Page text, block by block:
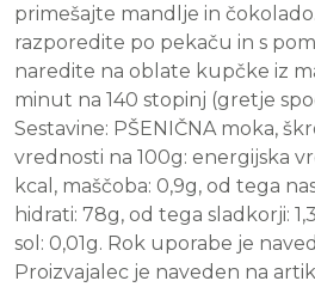
primešajte mandlje in
razporedite po pekaču in s
naredite na oblate kupčke iz
minut na 140 stopinj (gretje
Sestavine: PŠENIČNA moka,
vrednosti na 100g: energijska
kcal, maščoba: 0,9g, od tega
hidrati: 78g, od tega sladkorji:
sol: 0,01g. Rok uporabe je
Proizvajalec je naveden na